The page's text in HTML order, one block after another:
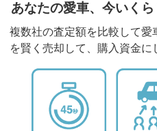
あなたの愛車、今いくら
複数社の査定額を比較して
を賢く売却して、購入資金に